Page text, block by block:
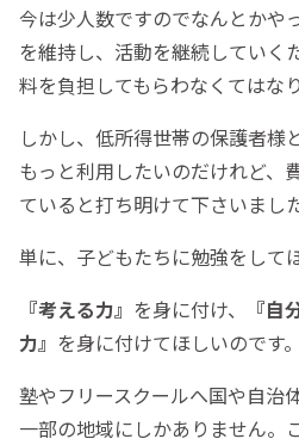
今は少人数ですのでなんとかや
を維持し、活動を継続していく
料を負担してもらわなくてはな
しかし、低所得世帯の保護者様
もっと利用したいのだけれど、
ていると打ち明けて下さいました
単に、子どもたちに勉強をして
『考える力』 を身に付け、
『自
力』 を身に付けてほしいのです。
塾やフリースクールへ国や自治
一部の地域にしかありません。